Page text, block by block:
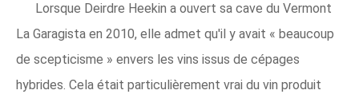
Lorsque Deirdre Heekin a ouvert sa cave du Vermont
La Garagista en 2010, elle admet qu'il y avait « beaucoup
de scepticisme » envers les vins issus de cépages
hybrides. Cela était particulièrement vrai du vin produit